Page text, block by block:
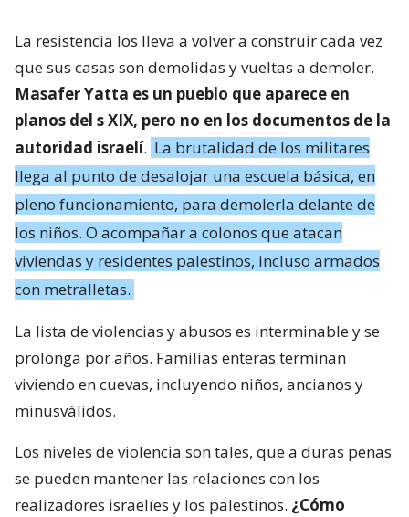
La resistencia los lleva a volver a construir cada vez
que sus casas son demolidas y vueltas a demoler.
Masafer Yatta es un pueblo que aparece en
planos del s XIX, pero no en los documentos de la
autoridad israelí. La brutalidad de los militares
llega al punto de desalojar una escuela básica, en
pleno funcionamiento, para demolerla delante de
los niños. O acompañar a colonos que atacan
viviendas y residentes palestinos, incluso armados
con metralletas.
La lista de violencias y abusos es interminable y se
prolonga por años. Familias enteras terminan
viviendo en cuevas, incluyendo niños, ancianos y
minusválidos.
Los niveles de violencia son tales, que a duras penas
se pueden mantener las relaciones con los
realizadores israelíes y los palestinos. ¿Cómo